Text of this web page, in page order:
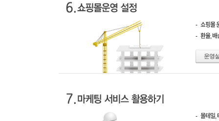
-
쇼핑몰
- 환율, 배
운영
- 몰테일,